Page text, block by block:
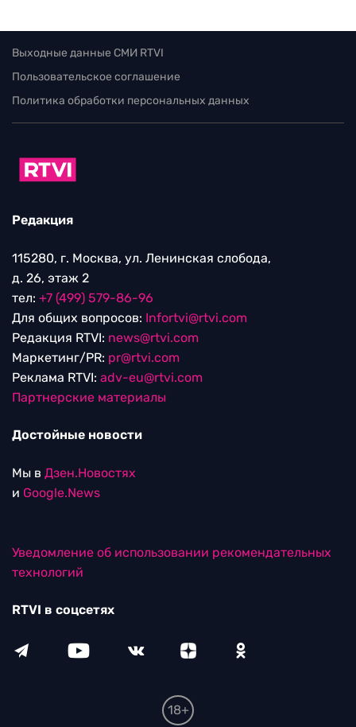
Выходные данные СМИ RTVI
Пользовательское соглашение
Политика обработки персональных данных
Редакция
115280, г. Москва, ул. Ленинская слобода,
д. 26, этаж 2
тел: +7 (499) 579-86-96
Для общих вопросов: Infortvi@rtvi.com
Редакция RTVI: news@rtvi.com
Маркетинг/PR: pr@rtvi.com
Реклама RTVI: adv-eu@rtvi.com
Партнерские материалы
Достойные новости
Мы в Дзен.Новостях
и Google.News
Уведомление об использовании рекомендательных
технологий
RTVI в соцсетях
18+